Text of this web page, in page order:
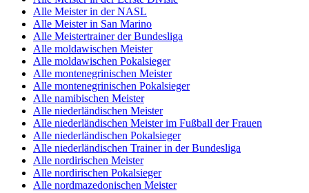
Alle Meister in der NASL
Alle Meister in San Marino
Alle Meistertrainer der Bundesliga
Alle moldawischen Meister
Alle moldawischen Pokalsieger
Alle montenegrinischen Meister
Alle montenegrinischen Pokalsieger
Alle namibischen Meister
Alle niederländischen Meister
Alle niederländischen Meister im Fußball der Frauen
Alle niederländischen Pokalsieger
Alle niederländischen Trainer in der Bundesliga
Alle nordirischen Meister
Alle nordirischen Pokalsieger
Alle nordmazedonischen Meister